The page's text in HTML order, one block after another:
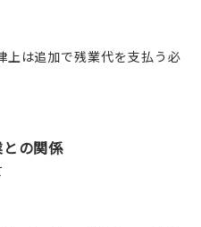
上は追加で残業代を支払う必
との関係